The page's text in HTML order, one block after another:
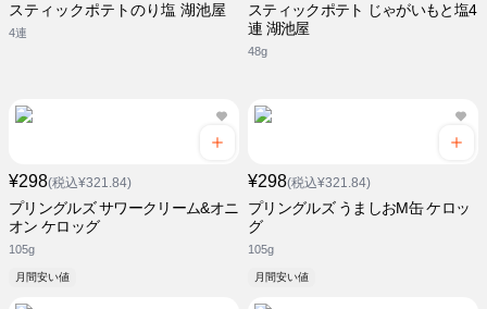
スティックポテトのり塩 湖池屋
4連
スティックポテト じゃがいもと塩4
連 湖池屋
48g
¥298(税込¥321.84)
プリングルズ サワークリーム&オニ
オン ケロッグ
105g
月間安い値
¥298(税込¥321.84)
プリングルズ うましおM缶 ケロッ
グ
105g
月間安い値